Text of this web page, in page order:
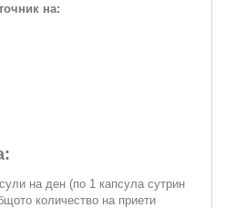
на:
на ден (по 1 капсула сутрин
количество на приети